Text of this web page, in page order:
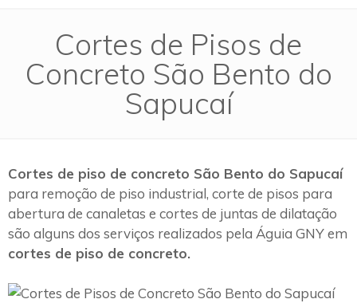
Cortes de Pisos de
Concreto São Bento do
Sapucaí
Cortes de piso de concreto São Bento do Sapucaí
para remoção de piso industrial, corte de pisos para
abertura de canaletas e cortes de juntas de dilatação
são alguns dos serviços realizados pela Águia GNY em
cortes de piso de concreto.